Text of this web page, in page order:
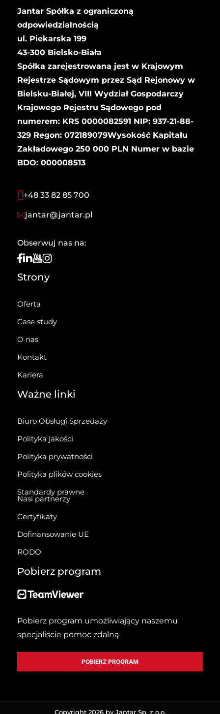
Jantar Spółka z ograniczoną
odpowiedzialnością
ul. Piekarska 199
43-300 Bielsko-Biała
Spółka zarejestrowana jest w Krajowym
Rejestrze Sądowym przez Sąd Rejonowy w
Bielsku-Białej, VIII Wydział Gospodarczy
Krajowego Rejestru Sądowego pod
numerem: KRS 0000082591 NIP: 937-21-88-
329 Regon: 072189079Wysokość Kapitału
Zakładowego 250 000 PLN Numer w bazie
BDO: 000008513
+48 33 82 85 700
jantar@jantar.pl
Obserwuj nas na:
Strony
Oferta
Case study
O nas
Kontakt
Kariera
Ważne linki
Biuro Obsługi Sprzedaży
Polityka jakości
Polityka prywatności
Polityka plików cookies
Standardy prawne
Nasi partnerzy
Certyfikaty
Dofinansowanie UE
RODO
Pobierz program
Pobierz program umożliwiający naszemu
specjaliście pomoc zdalną
POBIERZ PROGRAM
Copyright 2026 by Jantar Sp. z o.o.